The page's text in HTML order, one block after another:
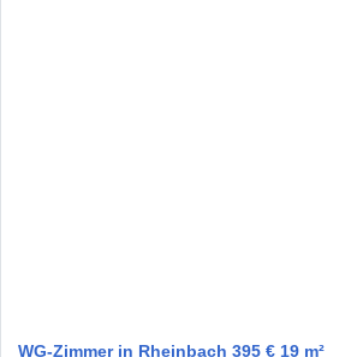
WG-Zimmer in Rheinbach 395 € 19 m²